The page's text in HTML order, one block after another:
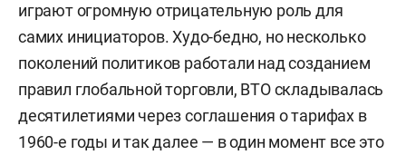
играют огромную отрицательную роль для
самих инициаторов. Худо-бедно, но несколько
поколений политиков работали над созданием
правил глобальной торговли, ВТО складывалась
десятилетиями через соглашения о тарифах в
1960-е годы и так далее — в один момент все это